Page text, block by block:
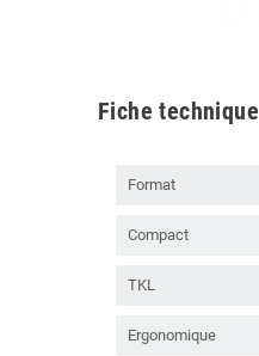
Fiche technique
Format
Compact
TKL
Ergonomique